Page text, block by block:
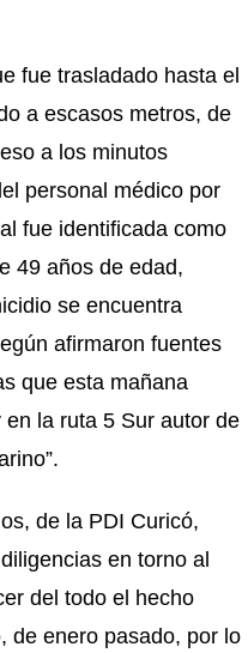
fue trasladado hasta el
a escasos metros, de
a los minutos
personal médico por
fue identificada como
49 años de edad,
se encuentra
afirmaron fuentes
que esta mañana
la ruta 5 Sur autor de
de la PDI Curicó,
en torno al
del todo el hecho
de enero pasado, por lo